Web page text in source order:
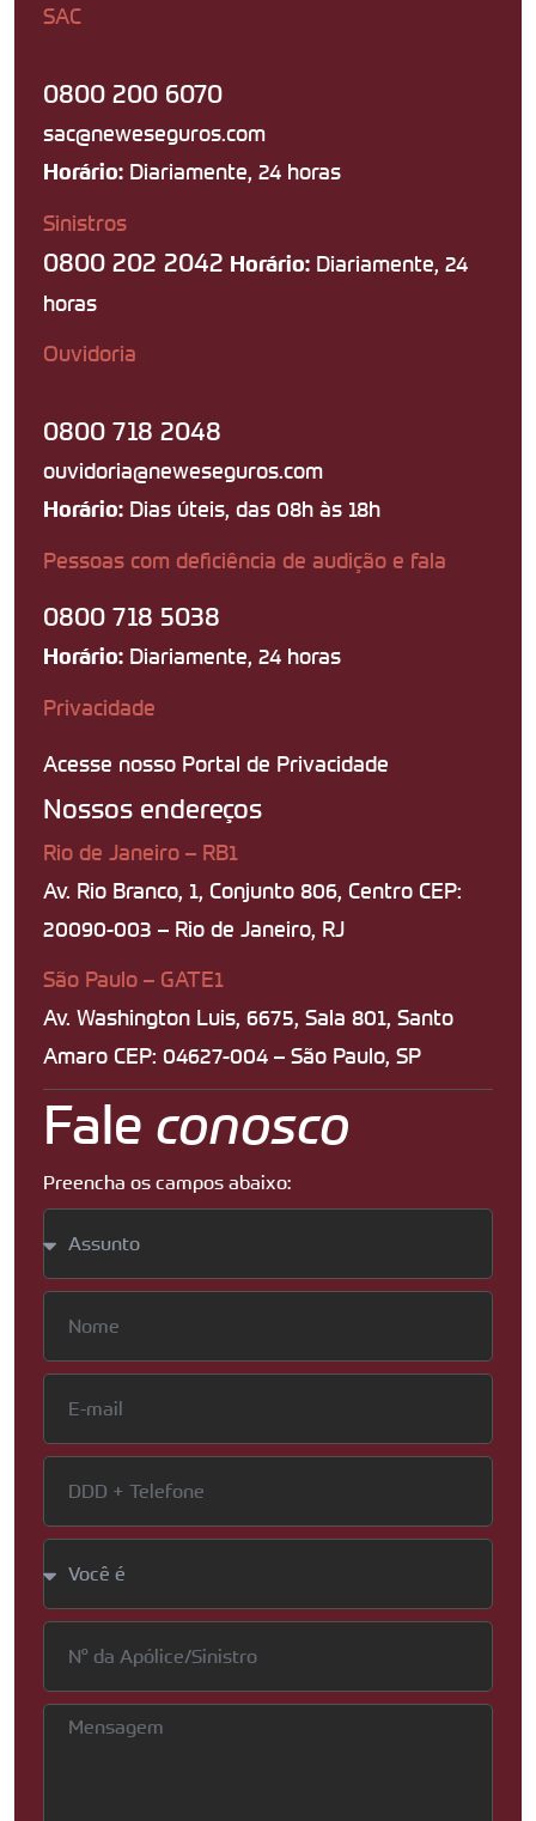
SAC
0800 200 6070
sac@neweseguros.com
Horário: Diariamente, 24 horas
Sinistros
0800 202 2042 Horário: Diariamente, 24
horas
Ouvidoria
0800 718 2048
ouvidoria@neweseguros.com
Horário: Dias úteis, das 08h às 18h
Pessoas com deficiência de audição e fala
0800 718 5038
Horário: Diariamente, 24 horas
Privacidade
Acesse nosso Portal de Privacidade
Nossos endereços
Rio de Janeiro – RB1
Av. Rio Branco, 1, Conjunto 806, Centro CEP:
20090-003 – Rio de Janeiro, RJ
São Paulo – GATE1
Av. Washington Luis, 6675, Sala 801, Santo
Amaro CEP: 04627-004 – São Paulo, SP
Fale conosco
Preencha os campos abaixo: